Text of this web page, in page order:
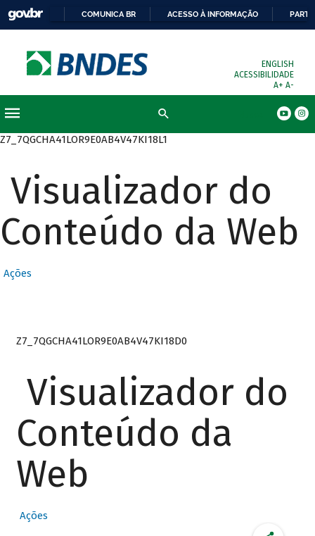
COMUNICA BR ACESSO À INFORMAÇÃO
ENGLISH
ACESSIBILIDADE
A+ A-
Z7_7QGCHA41LOR9E0AB4V47KI18L1
Visualizador do
Conteúdo da Web
Ações
Z7_7QGCHA41LOR9E0AB4V47KI18D0
Visualizador do
Conteúdo da
Web
Ações